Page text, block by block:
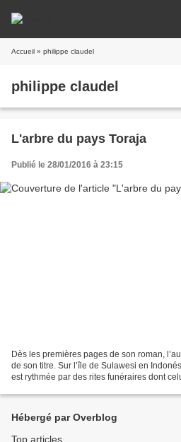
Accueil » philippe claudel
philippe claudel
L'arbre du pays Toraja
Publié le 28/01/2016 à 23:15
Dès les premières pages de son roman,
de son titre. Sur l’île de Sulawesi en
est rythmée par des rites funéraires dont
Hébergé par Overblog
Top articles